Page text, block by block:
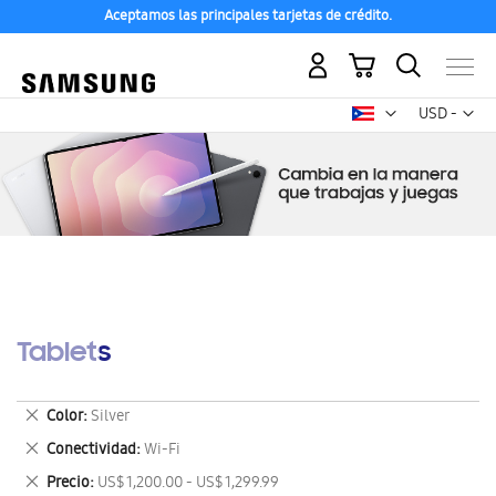
Aceptamos las principales tarjetas de crédito.
USD -
dólar
Mi carrito
Tablets
Color Silver
Eliminar
este
artículo
Conectividad Wi-Fi
Eliminar
este
Precio US$ 1,200.00 - US$ 1,299.99
Eliminar